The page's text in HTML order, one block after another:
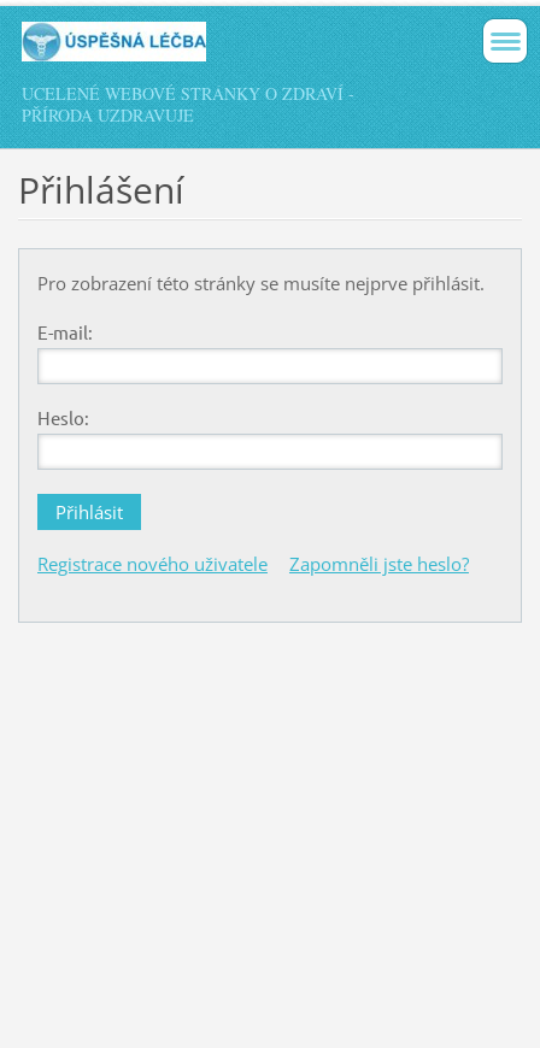
UCELENÉ WEBOVÉ STRÁNKY O ZDRAVÍ -
PŘÍRODA UZDRAVUJE
Přihlášení
Pro zobrazení této stránky se musíte nejprve přihlásit.
E-mail:
Heslo:
Registrace nového uživatele Zapomněli jste heslo?